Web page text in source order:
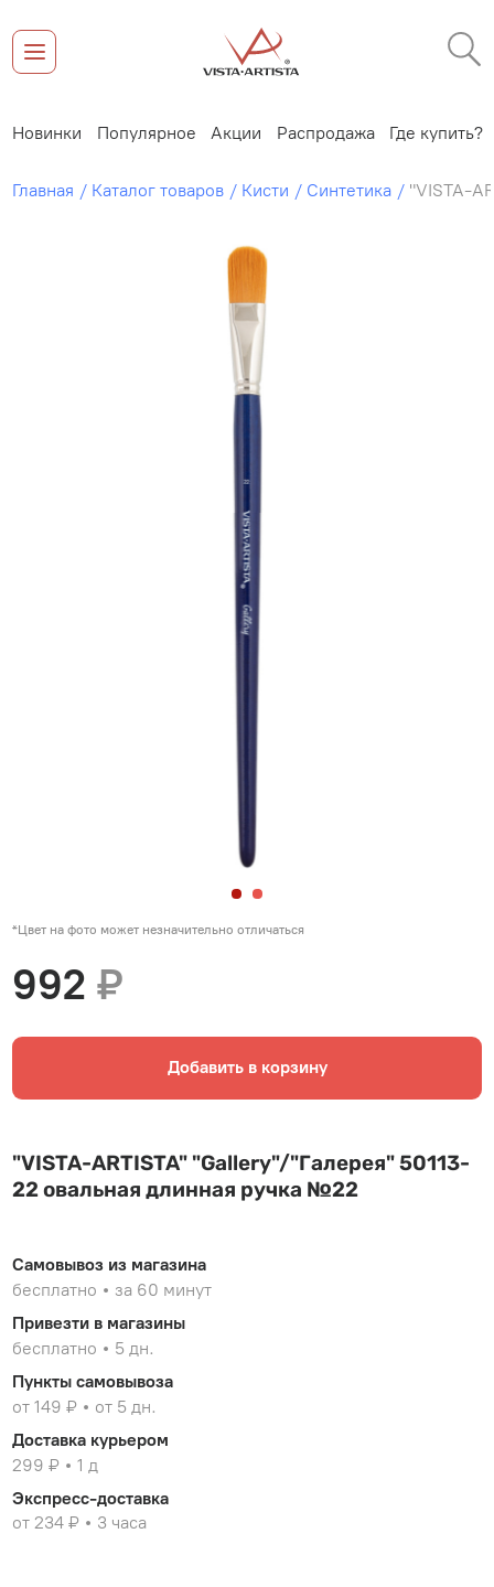
Новинки Популярное Акции Распродажа Где купить?
Главная Каталог товаров Кисти Синтетика "VISTA-
*Цвет на фото может незначительно отличаться
992₽
Добавить в корзину
"VISTA-ARTISTA" "Gallery"/"Галерея" 50113-
22 овальная длинная ручка №22
Самовывоз из магазина
бесплатно
за 60 минут
Привезти в магазины
бесплатно
5 дн.
Пункты самовывоза
от 149 ₽
от 5 дн.
Доставка курьером
299 ₽
1 д
Экспресс-доставка
от 234 ₽
3 часа